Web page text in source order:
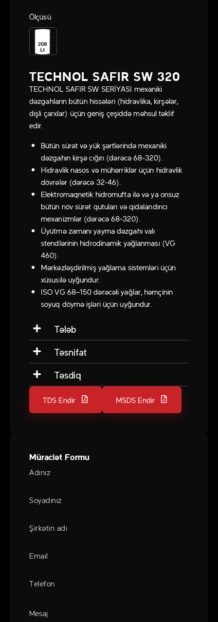
TECHNOL SAFIR SW 320
TECHNOL SAFIR SW SERİYASI mexaniki
dəzgahların bütün hissələri (hidravlika, kirşələr,
dişli çarxlar) üçün geniş çeşiddə məhsul təklif
edir.
Bütün sürət və yük şərtlərində mexaniki
dəzgahın kirşə cığırı (dərəcə 68-320).
Hidravlik nasos və mühərriklər üçün hidravlik
dövrələr (dərəcə 32-46).
Elektromaqnetik hidromufta ilə və ya onsuz
bütün növ sürət qutuları və qidalandırıcı
mexanizmlər (dərəcə 68-320).
Üyütmə zamanı yayma dəzgahı valı
stendlərinin hidrodinamik yağlanması (VG
460).
Mərkəzləşdirilmiş yağlama sistemləri üçün
xüsusilə uyğundur.
ISO VG 68–150 dərəcəli yağlar, həmçinin
soyuq döymə işləri üçün uyğundur.
Tələb
Təsnifat
Təsdiq
TDS Endir MSDS Endir
Ölçüsü
Müraciət Formu